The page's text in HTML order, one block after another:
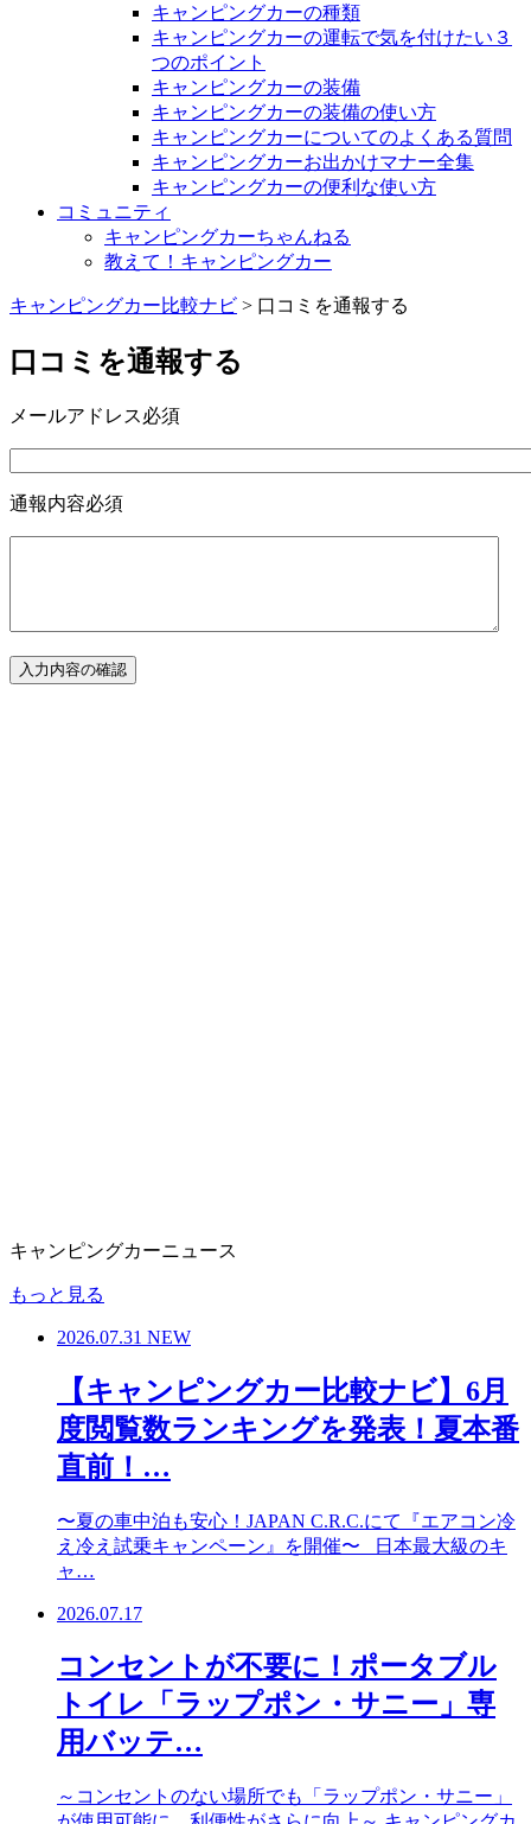
キャンピングカーの種類
キャンピングカーの運転で気を付けたい３
つのポイント
キャンピングカーの装備
キャンピングカーの装備の使い方
キャンピングカーについてのよくある質問
キャンピングカーお出かけマナー全集
キャンピングカーの便利な使い方
コミュニティ
キャンピングカーちゃんねる
教えて！キャンピングカー
キャンピングカー比較ナビ > 口コミを通報する
口コミを通報する
メールアドレス必須
通報内容必須
キャンピングカーニュース
もっと見る
2026.07.31 NEW
【キャンピングカー比較ナビ】6月
度閲覧数ランキングを発表！夏本番
直前！…
〜夏の車中泊も安心！JAPAN C.R.C.にて『エアコン冷
え冷え試乗キャンペーン』を開催〜 日本最大級のキ
ャ…
2026.07.17
コンセントが不要に！ポータブル
トイレ「ラップポン・サニー」専
用バッテ…
～コンセントのない場所でも「ラップポン・サニー」